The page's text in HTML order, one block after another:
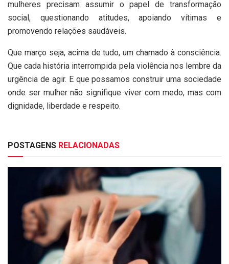
mulheres precisam assumir o papel de transformação
social, questionando atitudes, apoiando vítimas e
promovendo relações saudáveis.
Que março seja, acima de tudo, um chamado à consciência.
Que cada história interrompida pela violência nos lembre da
urgência de agir. E que possamos construir uma sociedade
onde ser mulher não signifique viver com medo, mas com
dignidade, liberdade e respeito.
POSTAGENS RELACIONADAS